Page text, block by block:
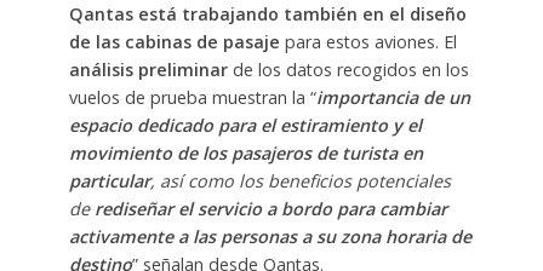
Qantas está trabajando también en el diseño
de las cabinas de pasaje para estos aviones. El
análisis preliminarde los datos recogidos en los
vuelos de prueba muestran la “importancia de un
espacio dedicado para el estiramiento y el
movimiento de los pasajeros de turista en
particular, así como los beneficios potenciales
de rediseñar el servicio a bordo para cambiar
activamente a las personas a su zona horaria de
destino” señalan desde Qantas.